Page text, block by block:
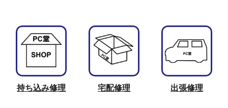
持ち込み修理 宅配修理 出張修理